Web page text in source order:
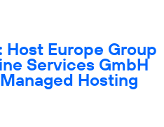
Europe Group
Services GmbH
Hosting